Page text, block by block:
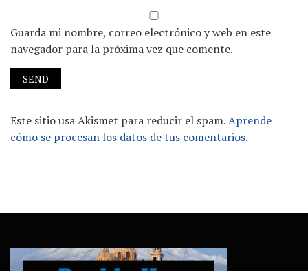
Guarda mi nombre, correo electrónico y web en este
navegador para la próxima vez que comente.
Este sitio usa Akismet para reducir el spam.Aprende
cómo se procesan los datos de tus comentarios.